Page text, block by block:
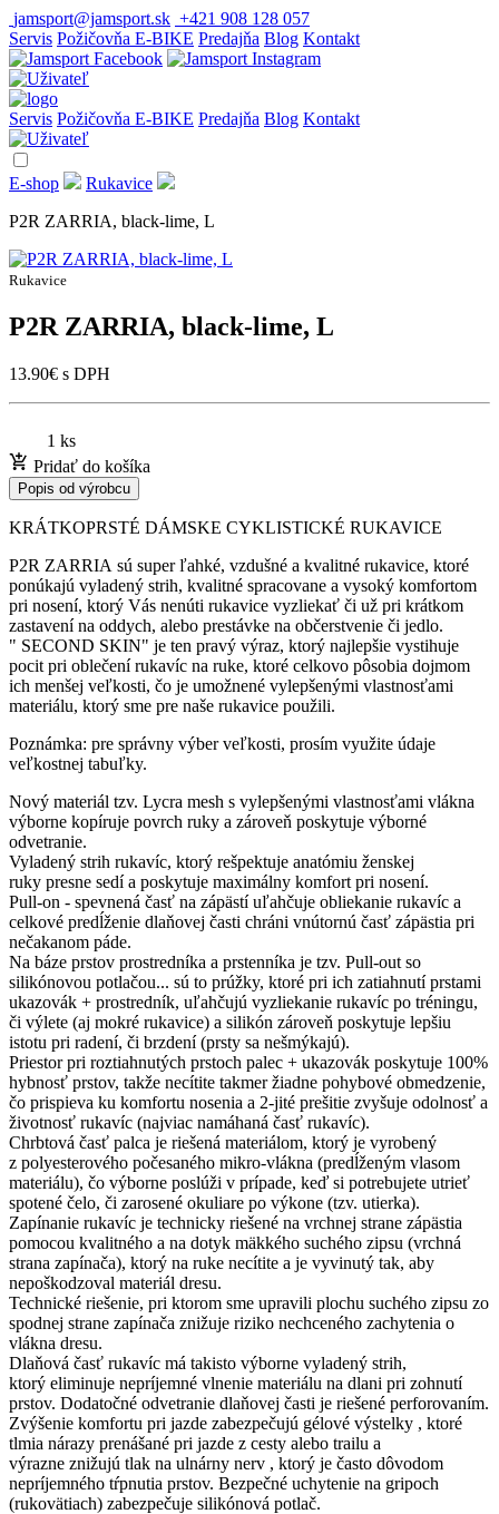
jamsport@jamsport.sk +421 908 128 057
Servis Požičovňa E-BIKE Predajňa Blog Kontakt
Servis Požičovňa E-BIKE Predajňa Blog Kontakt
E-shop
Rukavice
P2R ZARRIA, black-lime, L
Rukavice
P2R ZARRIA, black-lime, L
13.90€ s DPH
1 ks
Pridať do košíka
Popis od výrobcu
KRÁTKOPRSTÉ DÁMSKE CYKLISTICKÉ RUKAVICE
P2R ZARRIA sú super ľahké, vzdušné a kvalitné rukavice, ktoré
ponúkajú vyladený strih, kvalitné spracovane a vysoký komfortom
pri nosení, ktorý Vás nenúti rukavice vyzliekať či už pri krátkom
zastavení na oddych, alebo prestávke na občerstvenie či jedlo.
" SECOND SKIN" je ten pravý výraz, ktorý najlepšie vystihuje
pocit pri oblečení rukavíc na ruke, ktoré celkovo pôsobia dojmom
ich menšej veľkosti, čo je umožnené vylepšenými vlastnosťami
materiálu, ktorý sme pre naše rukavice použili.
Poznámka: pre správny výber veľkosti, prosím využite údaje
veľkostnej tabuľky.
Nový materiál tzv. Lycra mesh s vylepšenými vlastnosťami vlákna
výborne kopíruje povrch ruky a zároveň poskytuje výborné
odvetranie.
Vyladený strih rukavíc, ktorý rešpektuje anatómiu ženskej
ruky presne sedí a poskytuje maximálny komfort pri nosení.
Pull-on - spevnená časť na zápästí uľahčuje obliekanie rukavíc a
celkové predĺženie dlaňovej časti chráni vnútornú časť zápästia pri
nečakanom páde.
Na báze prstov prostredníka a prstenníka je tzv. Pull-out so
silikónovou potlačou... sú to prúžky, ktoré pri ich zatiahnutí prstami
ukazovák + prostredník, uľahčujú vyzliekanie rukavíc po tréningu,
či výlete (aj mokré rukavice) a silikón zároveň poskytuje lepšiu
istotu pri radení, či brzdení (prsty sa nešmýkajú).
Priestor pri roztiahnutých prstoch palec + ukazovák poskytuje 100%
hybnosť prstov, takže necítite takmer žiadne pohybové obmedzenie,
čo prispieva ku komfortu nosenia a 2-jité prešitie zvyšuje odolnosť a
životnosť rukavíc (najviac namáhaná časť rukavíc).
Chrbtová časť palca je riešená materiálom, ktorý je vyrobený
z polyesterového počesaného mikro-vlákna (predĺženým vlasom
materiálu), čo výborne poslúži v prípade, keď si potrebujete utrieť
spotené čelo, či zarosené okuliare po výkone (tzv. utierka).
Zapínanie rukavíc je technicky riešené na vrchnej strane zápästia
pomocou kvalitného a na dotyk mäkkého suchého zipsu (vrchná
strana zapínača), ktorý na ruke necítite a je vyvinutý tak, aby
nepoškodzoval materiál dresu.
Technické riešenie, pri ktorom sme upravili plochu suchého zipsu zo
spodnej strane zapínača znižuje riziko nechceného zachytenia o
vlákna dresu.
Dlaňová časť rukavíc má takisto výborne vyladený strih,
ktorý eliminuje nepríjemné vlnenie materiálu na dlani pri zohnutí
prstov. Dodatočné odvetranie dlaňovej časti je riešené perforovaním.
Zvýšenie komfortu pri jazde zabezpečujú gélové výstelky , ktoré
tlmia nárazy prenášané pri jazde z cesty alebo trailu a
výrazne znižujú tlak na ulnárny nerv , ktorý je často dôvodom
nepríjemného tŕpnutia prstov. Bezpečné uchytenie na gripoch
(rukovätiach) zabezpečuje silikónová potlač.